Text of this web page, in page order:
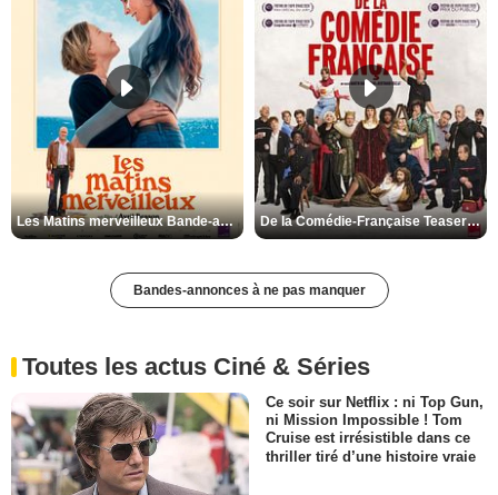
Les Matins merveilleux Bande-annonce VF De la Comédie-Française Teaser VF
Bandes-annonces à ne pas manquer
Toutes les actus Ciné & Séries
Ce soir sur Netflix : ni Top Gun,
ni Mission Impossible ! Tom
Cruise est irrésistible dans ce
thriller tiré d’une histoire vraie